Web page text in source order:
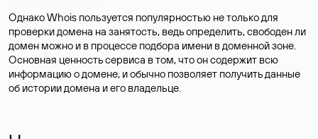
Однако Whois пользуется популярностью не только для
проверки домена на занятость, ведь определить, свободен ли
домен можно и в процессе подбора имени в доменной зоне.
Основная ценность сервиса в том, что он содержит всю
информацию о домене, и обычно позволяет получить данные
об истории домена и его владельце.